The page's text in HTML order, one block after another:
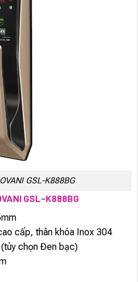
GSL-K888BG
GSL-K888BG
cấp, thân khóa Inox 304
chọn Đen bạc)